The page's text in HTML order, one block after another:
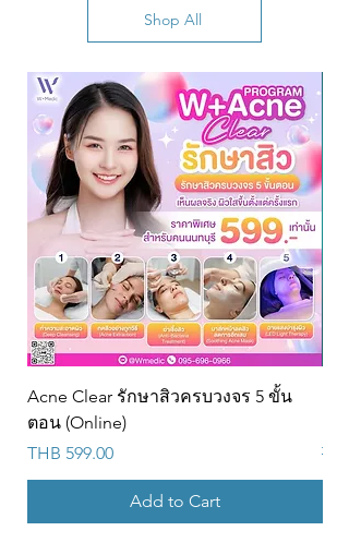
Shop All
Acne Clear รักษาสิวครบวงจร 5 ขั้น
ตอน (Online)
Price
THB 599.00
Add to Cart